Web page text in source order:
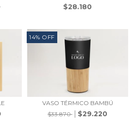
$28.180
14% OFF
VASO TÉRMICO BAMBÚ
$33.870
$29.220